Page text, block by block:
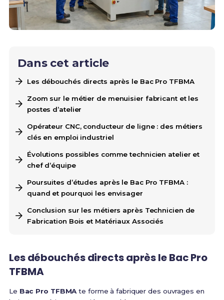
Dans cet article
Les débouchés directs après le Bac Pro TFBMA
Zoom sur le métier de menuisier fabricant et les
postes d’atelier
Opérateur CNC, conducteur de ligne : des métiers
clés en emploi industriel
Évolutions possibles comme technicien atelier et
chef d’équipe
Poursuites d’études après le Bac Pro TFBMA :
quand et pourquoi les envisager
Conclusion sur les métiers après Technicien de
Fabrication Bois et Matériaux Associés
Les débouchés directs après le Bac Pro
TFBMA
Le Bac Pro TFBMAte forme à fabriquer des ouvrages en